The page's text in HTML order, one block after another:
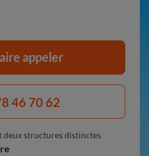
appeler
46 70 62
deux structures distinctes